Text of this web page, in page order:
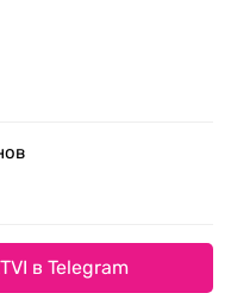
в Telegram